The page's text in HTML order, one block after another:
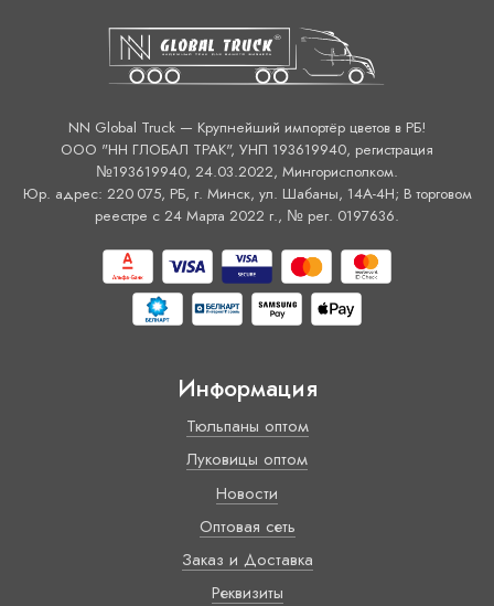
NN Global Truck — Крупнейший импортёр цветов в РБ!
ООО "НН ГЛОБАЛ ТРАК", УНП 193619940, регистрация
№193619940, 24.03.2022, Мингорисполком.
Юр. адрес: 220 075, РБ, г. Минск, ул. Шабаны, 14А-4H; В торговом
реестре с 24 Марта 2022 г., № рег. 0197636.
Информация
Тюльпаны оптом
Луковицы оптом
Новости
Оптовая сеть
Заказ и Доставка
Реквизиты